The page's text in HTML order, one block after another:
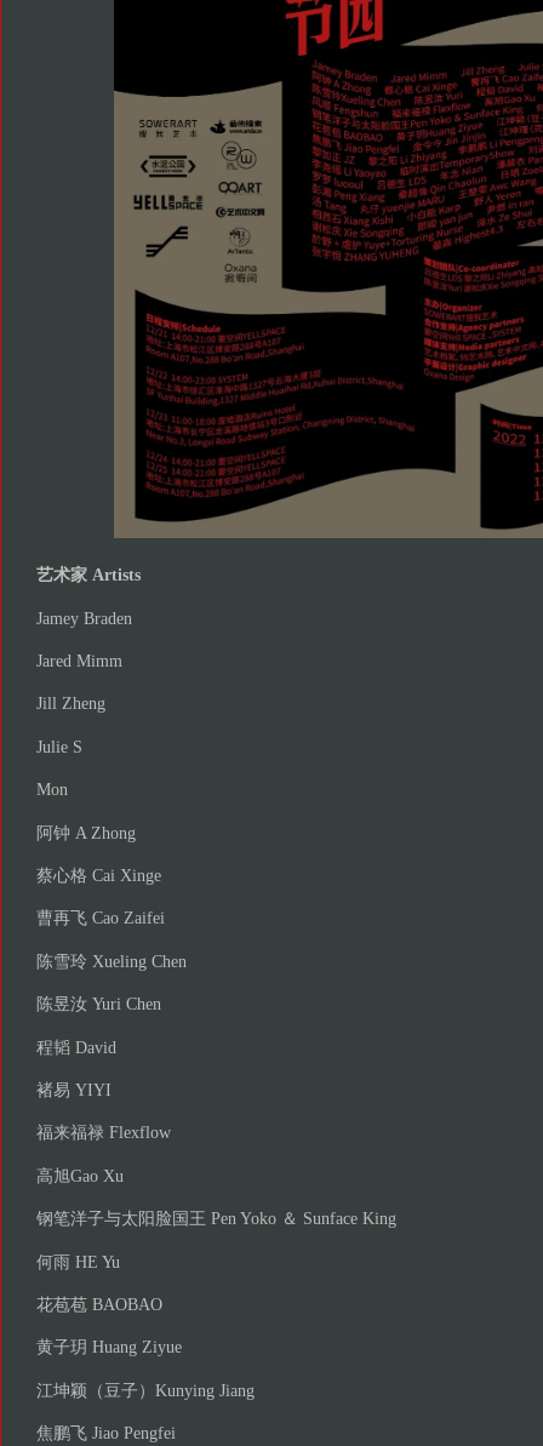
艺术家 Artists
Jamey Braden
Jared Mimm
Jill Zheng
Julie S
Mon
阿钟 A Zhong
蔡心格 Cai Xinge
曹再飞 Cao Zaifei
陈雪玲 Xueling Chen
陈昱汝 Yuri Chen
程韬 David
褚易 YIYI
福来福禄 Flexflow
高旭Gao Xu
钢笔洋子与太阳脸国王 Pen Yoko ＆ Sunface King
何雨 HE Yu
花苞苞 BAOBAO
黄子玥 Huang Ziyue
江坤颖（豆子）Kunying Jiang
焦鹏飞 Jiao Pengfei